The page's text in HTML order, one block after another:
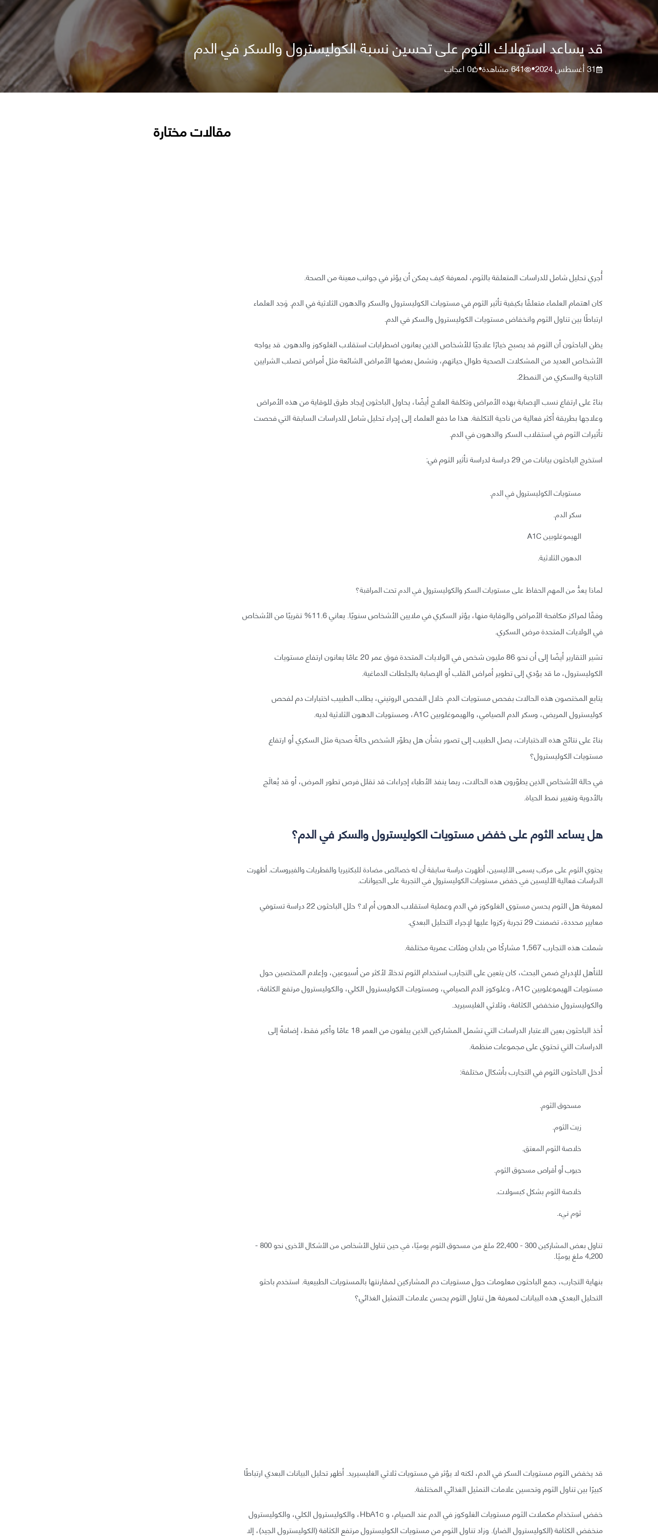
قد يساعد استهلاك الثوم على تحسين نسبة الكوليسترول والسكر في الدم
31 أغسطس 2024 •
641مشاهدة•
0اعجاب
أُجري تحليل شامل للدراسات المتعلقة بالثوم، لمعرفة كيف يمكن أن يؤثر في جوانب معينة من الصحة.
كان اهتمام العلماء متعلقًا بكيفية تأثير الثوم في مستويات الكوليسترول والسكر والدهون الثلاثية في الدم. وَجد العلماء
ارتباطًا بين تناول الثوم وانخفاض مستويات الكوليسترول والسكر في الدم.
يظن الباحثون أن الثوم قد يصبح خيارًا علاجيًا للأشخاص الذين يعانون اضطرابات استقلاب الغلوكوز والدهون. قد يواجه
الأشخاص العديد من المشكلات الصحية طوال حياتهم، وتشمل بعضها الأمراض الشائعة مثل أمراض تصلب الشرايين
التاجية والسكري من النمط2.
بناءً على ارتفاع نسب الإصابة بهذه الأمراض وتكلفة العلاج أيضًا، يحاول الباحثون إيجاد طرق للوقاية من هذه الأمراض
وعلاجها بطريقة أكثر فعالية من ناحية التكلفة. هذا ما دفع العلماء إلى إجراء تحليل شامل للدراسات السابقة التي فحصت
تأثيرات الثوم في استقلاب السكر والدهون في الدم.
استخرج الباحثون بيانات من 29 دراسة لدراسة تأثير الثوم في:
مستويات الكوليسترول في الدم.
سكر الدم.
الهيموغلوبين A1C
الدهون الثلاثية.
لماذا يعدُّ من المهم الحفاظ على مستويات السكر والكوليسترول في الدم تحت المراقبة؟
وفقًا لمراكز مكافحة الأمراض والوقاية منها، يؤثر السكري في ملايين الأشخاص سنويًا. يعاني 11.6% تقريبًا من الأشخاص
في الولايات المتحدة مرض السكري.
تشير التقارير أيضًا إلى أن نحو 86 مليون شخص في الولايات المتحدة فوق عمر 20 عامًا يعانون ارتفاع مستويات
الكوليسترول، ما قد يؤدي إلى تطوير أمراض القلب أو الإصابة بالجلطات الدماغية.
يتابع المختصون هذه الحالات بفحص مستويات الدم. خلال الفحص الروتيني، يطلب الطبيب اختبارات دم لفحص
كوليسترول المريض، وسكر الدم الصيامي، والهيموغلوبين A1C، ومستويات الدهون الثلاثية لديه.
بناءً على نتائج هذه الاختبارات، يصل الطبيب إلى تصور بشأن هل يطوّر الشخص حالةً صحية مثل السكري أو ارتفاع
مستويات الكوليسترول؟
في حالة الأشخاص الذين يطوّرون هذه الحالات، ربما ينفذ الأطباء إجراءات قد تقلل فرص تطور المرض، أو قد يُعالَج
بالأدوية وتغيير نمط الحياة.
هل يساعد الثوم على خفض مستويات الكوليسترول والسكر في الدم؟
يحتوي الثوم على مركب يسمى الأليسين، أظهرت دراسة سابقة أن له خصائص مضادة للبكتيريا والفطريات والفيروسات. أظهرت
الدراسات فعالية الأليسين في خفض مستويات الكوليسترول في التجربة على الحيوانات.
لمعرفة هل الثوم يحسن مستوى الغلوكوز في الدم وعملية استقلاب الدهون أم لا؟ حلل الباحثون 22 دراسة تستوفي
معايير محددة، تضمنت 29 تجربة ركزوا عليها لإجراء التحليل البعدي.
شملت هذه التجارب 1,567 مشاركًا من بلدان وفئات عمرية مختلفة.
للتأهل للإدراج ضمن البحث، كان يتعين على التجارب استخدام الثوم تدخلًا لأكثر من أسبوعين، وإعلام المختصين حول
مستويات الهيموغلوبين A1C، وغلوكوز الدم الصيامي، ومستويات الكوليسترول الكلي، والكوليسترول مرتفع الكثافة،
والكوليسترول منخفض الكثافة، وثلاثي الغليسيريد.
أخذ الباحثون بعين الاعتبار الدراسات التي تشمل المشاركين الذين يبلغون من العمر 18 عامًا وأكبر فقط، إضافةً إلى
الدراسات التي تحتوي على مجموعات منظمة.
أدخل الباحثون الثوم في التجارب بأشكال مختلفة:
مسحوق الثوم.
زيت الثوم.
خلاصة الثوم المعتق.
حبوب أو أقراص مسحوق الثوم.
خلاصة الثوم بشكل كبسولات.
ثوم نيء.
تناول بعض المشاركين 300 - 22,400 ملغ من مسحوق الثوم يوميًا، في حين تناول الأشخاص من الأشكال الأخرى نحو 800 -
4,200 ملغ يوميًا.
بنهاية التجارب، جمع الباحثون معلومات حول مستويات دم المشاركين لمقارنتها بالمستويات الطبيعية. استخدم باحثو
التحليل البعدي هذه البيانات لمعرفة هل تناول الثوم يحسن علامات التمثيل الغذائي؟
قد يخفض الثوم مستويات السكر في الدم، لكنه لا يؤثر في مستويات ثلاثي الغليسيريد. أظهر تحليل البيانات البعدي ارتباطًا
كبيرًا بين تناول الثوم وتحسين علامات التمثيل الغذائي المختلفة.
خفض استخدام مكملات الثوم مستويات الغلوكوز في الدم عند الصيام، و HbA1c، والكوليسترول الكلي، والكوليسترول
منخفض الكثافة (الكوليسترول الضار). وزاد تناول الثوم من مستويات الكوليسترول مرتفع الكثافة (الكوليسترول الجيد)، إلا
مقالات مختارة